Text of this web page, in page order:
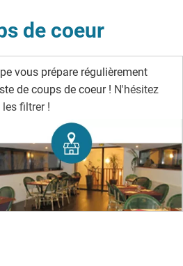
de coeur
vous prépare régulièrement
de coups de coeur ! N'hésitez
les filtrer !